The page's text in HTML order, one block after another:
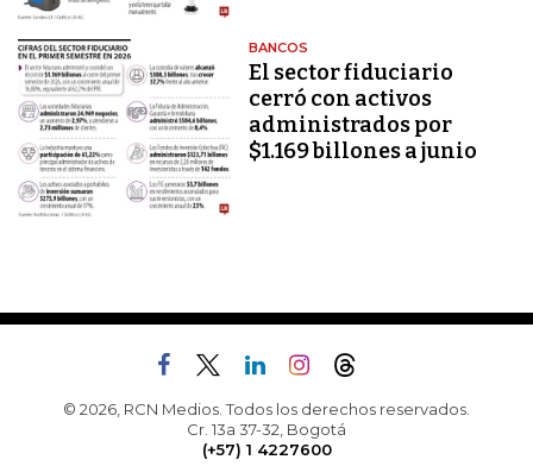
BANCOS
El sector fiduciario
cerró con activos
administrados por
$1.169 billones a junio
© 2026, RCN Medios. Todos los derechos reservados.
Cr. 13a 37-32, Bogotá
(+57) 1 4227600